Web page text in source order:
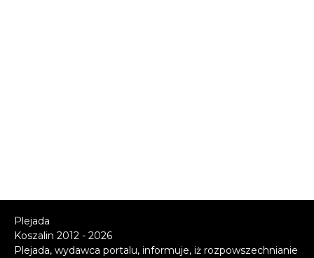
Plejada
Koszalin 2012 - 2026
Plejada, wydawca portalu, informuje, iż rozpowszechnianie